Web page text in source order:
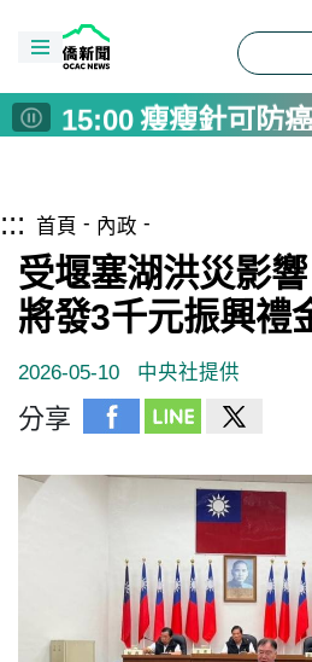
:::僑務電子
18:00
「2026海
16:00
Taiwan
15:00瘦瘦針可防
10:00 作家王聰威
08:00彰化警用裝
08:00US
07:00 高雄與日本
06:00
十三行博物
18:00
「2026海
15:00
瘦瘦針可防
婦人反覆感
12:00 屏東推父親
10:00作家王聰威
08:00彰化警用裝
首頁 內政
受堰塞湖洪災影
將發3千元振興禮
2026-05-10 中央社提供
分享